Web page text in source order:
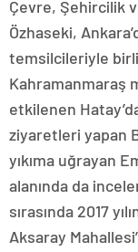
Çevre, Şehircilik
Özhaseki,
temsilcileriyle
Kahramanmaraş
etkilenen
ziyaretleri yapan
yıkıma uğrayan
alanında da
sırasında 2017
Aksaray